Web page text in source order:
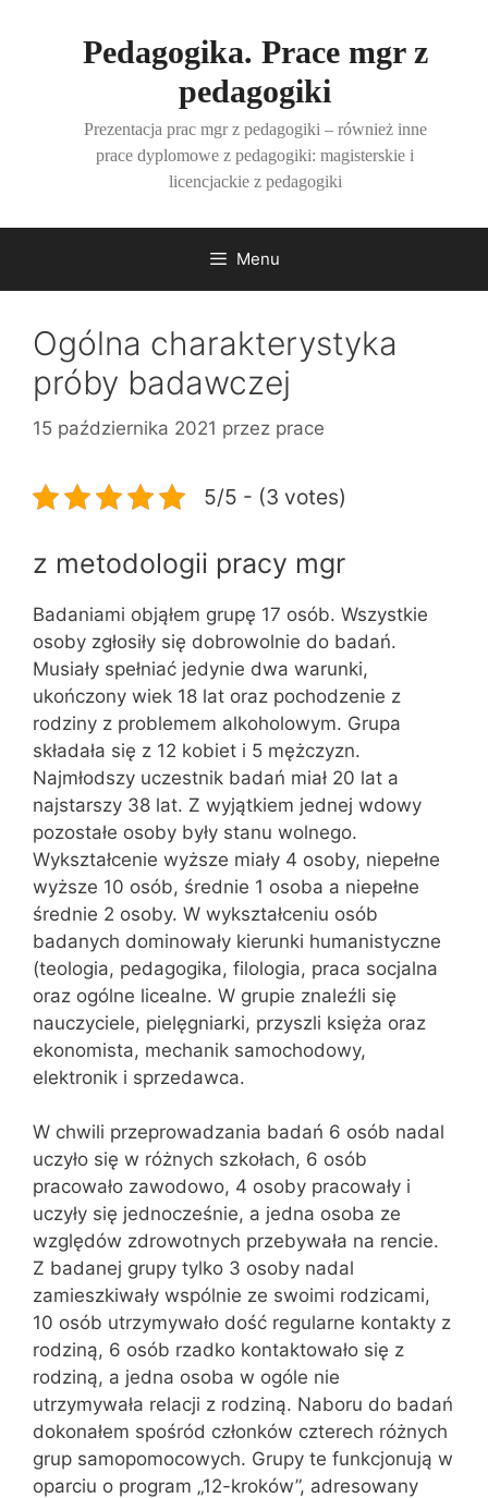
Pedagogika. Prace mgr z
pedagogiki
Prezentacja prac mgr z pedagogiki – również inne
prace dyplomowe z pedagogiki: magisterskie i
licencjackie z pedagogiki
Menu
Ogólna charakterystyka
próby badawczej
15 października 2021 przez prace
5/5 - (3 votes)
z metodologii pracy mgr
Badaniami objąłem grupę 17 osób. Wszystkie
osoby zgłosiły się dobrowolnie do badań.
Musiały spełniać jedynie dwa warunki,
ukończony wiek 18 lat oraz pochodzenie z
rodziny z problemem alkoholowym. Grupa
składała się z 12 kobiet i 5 mężczyzn.
Najmłodszy uczestnik badań miał 20 lat a
najstarszy 38 lat. Z wyjątkiem jednej wdowy
pozostałe osoby były stanu wolnego.
Wykształcenie wyższe miały 4 osoby, niepełne
wyższe 10 osób, średnie 1 osoba a niepełne
średnie 2 osoby. W wykształceniu osób
badanych dominowały kierunki humanistyczne
(teologia, pedagogika, filologia, praca socjalna
oraz ogólne licealne. W grupie znaleźli się
nauczyciele, pielęgniarki, przyszli księża oraz
ekonomista, mechanik samochodowy,
elektronik i sprzedawca.
W chwili przeprowadzania badań 6 osób nadal
uczyło się w różnych szkołach, 6 osób
pracowało zawodowo, 4 osoby pracowały i
uczyły się jednocześnie, a jedna osoba ze
względów zdrowotnych przebywała na rencie.
Z badanej grupy tylko 3 osoby nadal
zamieszkiwały wspólnie ze swoimi rodzicami,
10 osób utrzymywało dość regularne kontakty z
rodziną, 6 osób rzadko kontaktowało się z
rodziną, a jedna osoba w ogóle nie
utrzymywała relacji z rodziną. Naboru do badań
dokonałem spośród członków czterech różnych
grup samopomocowych. Grupy te funkcjonują w
oparciu o program „12-kroków”, adresowany